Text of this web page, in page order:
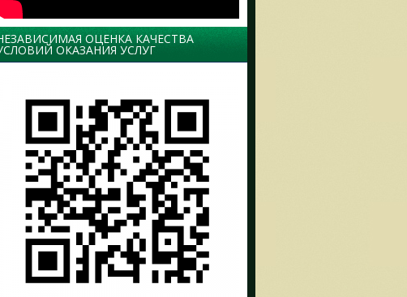
ОЦЕНКА КАЧЕСТВА
ОКАЗАНИЯ УСЛУГ